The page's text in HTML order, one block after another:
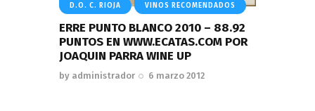
D.O. C. RIOJA VINOS RECOMENDADOS
ERRE PUNTO BLANCO 2010 – 88.92
PUNTOS EN WWW.ECATAS.COM POR
JOAQUIN PARRA WINE UP
by administrador 6 marzo 2012